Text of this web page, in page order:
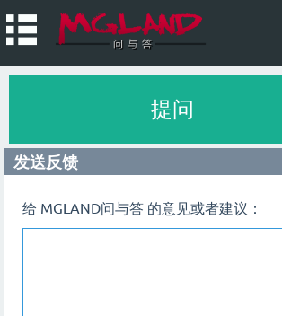
提问
发送反馈
给 MGLAND问与答 的意见或者建议：